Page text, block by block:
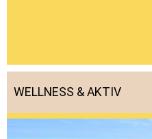
WELLNESS & AKTIV